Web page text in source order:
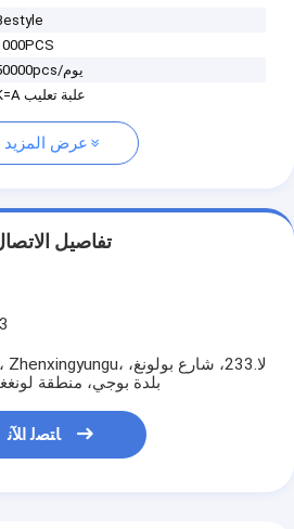
50000pcs/يوم
K=A علبة تعليب
عرض المزيد
تفاصيل
بلدة بوجي، منطقة
ﺎﺘﺼﻟ ﺍﻶﻧ